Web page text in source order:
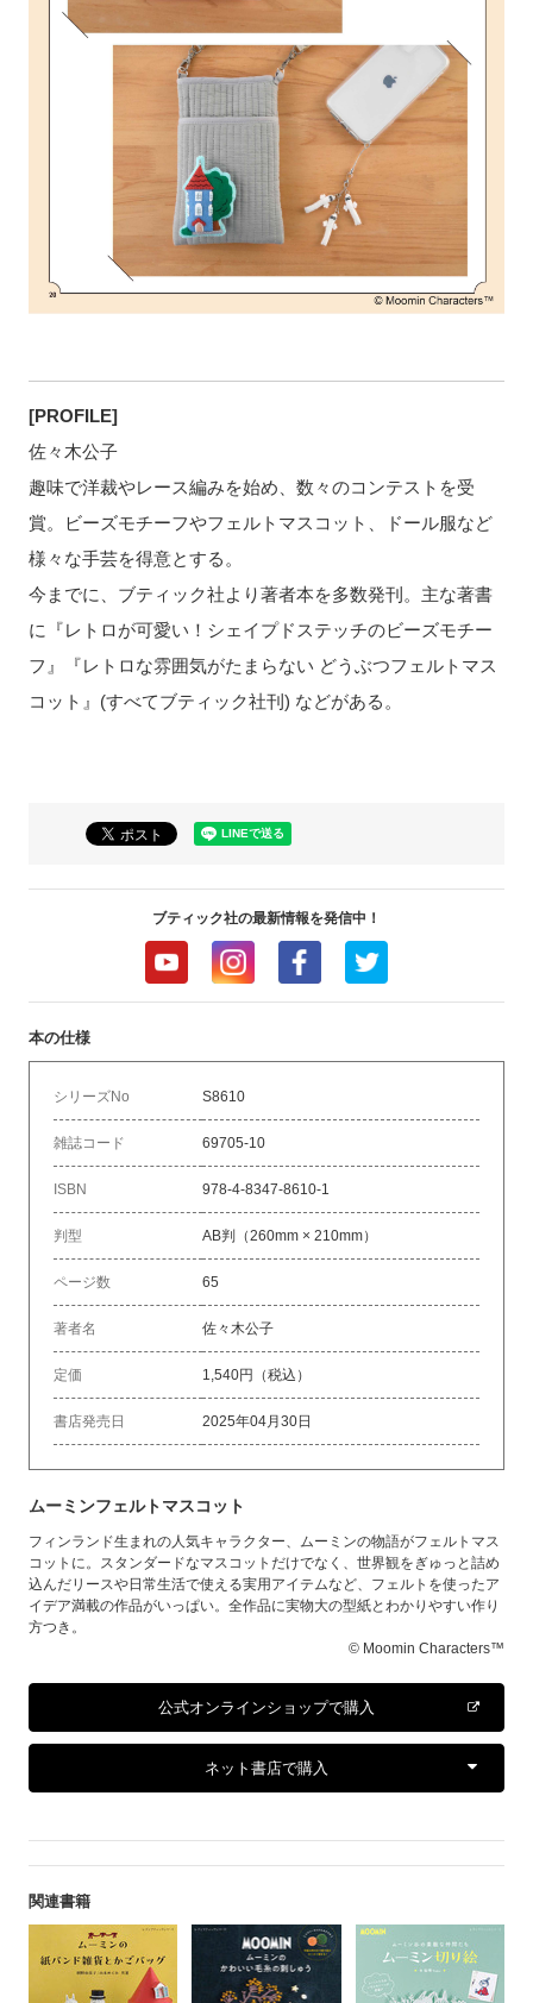
[PROFILE]
佐々木公子
趣味で洋裁やレース編みを始め、数々のコンテストを受
賞。ビーズモチーフやフェルトマスコット、ドール服など
様々な手芸を得意とする。
今までに、ブティック社より著者本を多数発刊。主な著書
に『レトロが可愛い！シェイプドステッチのビーズモチー
フ』『レトロな雰囲気がたまらない どうぶつフェルトマス
コット』(すべてブティック社刊) などがある。
ブティック社の最新情報を発信中！
本の仕様
シリーズNo S8610
雑誌コード 69705-10
ISBN 978-4-8347-8610-1
判型 AB判（260mm × 210mm）
ページ数 65
著者名 佐々木公子
定価 1,540円（税込）
書店発売日 2025年04月30日
ムーミンフェルトマスコット
フィンランド生まれの人気キャラクター、ムーミンの物語がフェルトマス
コットに。スタンダードなマスコットだけでなく、世界観をぎゅっと詰め
込んだリースや日常生活で使える実用アイテムなど、フェルトを使ったア
イデア満載の作品がいっぱい。全作品に実物大の型紙とわかりやすい作り
方つき。
© Moomin Characters™
公式オンラインショップで購入
ネット書店で購入
関連書籍